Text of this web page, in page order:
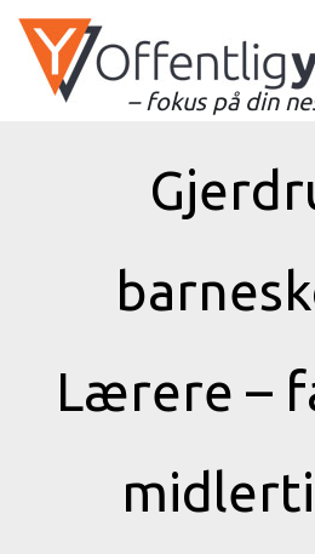
– fokus på din
Lærere –